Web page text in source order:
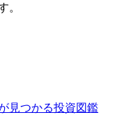
。
見つかる投資図鑑